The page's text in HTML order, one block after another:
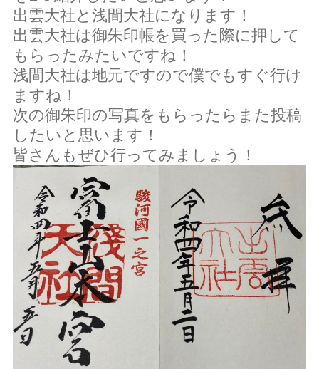
会員ページ
会員ページ（ケアマネ専用）
＞
求人情報 会社情報
出雲大社と浅間大社になります！
出雲大社は御朱印帳を買った際に押して
もらったみたいですね！
浅間大社は地元ですので僕でもすぐ行け
ますね！
次の御朱印の写真をもらったらまた投稿
したいと思います！
皆さんもぜひ行ってみましょう！